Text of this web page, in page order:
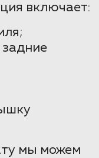
включает:
мы можем